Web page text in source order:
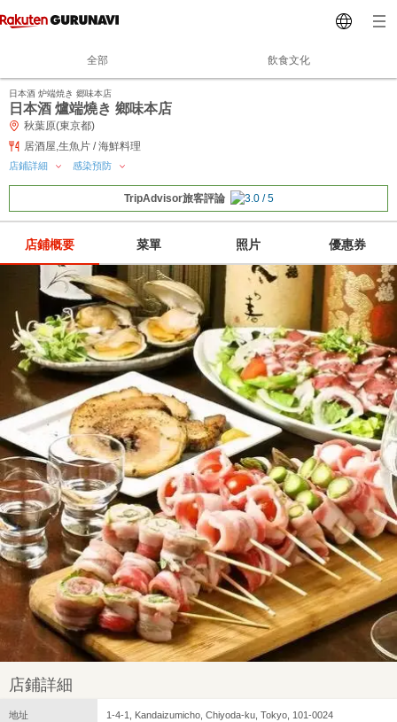
全部 飲食文化
日本酒 炉端焼き 郷味本店
日本酒 爐端燒き 鄉味本店
秋葉原(東京都)
居酒屋,生魚片 / 海鮮料理
店鋪詳細 感染預防
TripAdvisor旅客評論
店鋪概要 菜單 照片 優惠券
店鋪詳細
地址 1-4-1, Kandaizumicho, Chiyoda-ku, Tokyo, 101-0024